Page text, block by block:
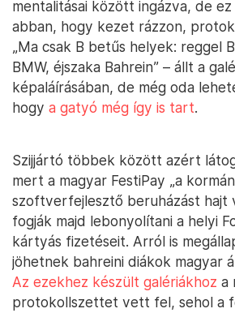
mentalitásai között ingázva, de
abban, hogy kezet rázzon,
„Ma csak B betűs helyek: reggel
BMW, éjszaka Bahrein” – állt a
képaláírásában, de még oda
hogy a gatyó még így is tart.
Szijjártó többek között azért
mert a magyar FestiPay „a
szoftverfejlesztő beruházást hajt
fogják majd lebonyolítani a helyi
kártyás fizetéseit. Arról is
jöhetnek bahreini diákok magyar
Az ezekhez készült galériákhoz a
protokollszettet vett fel, sehol a